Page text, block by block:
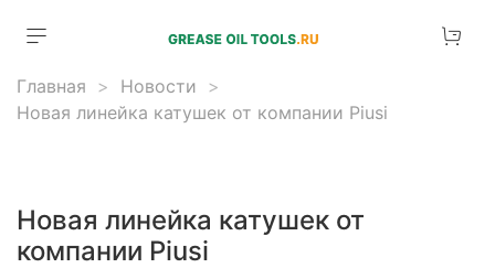
Главная
Новости
Новая линейка катушек от компании Piusi
Новая линейка катушек от
компании Piusi